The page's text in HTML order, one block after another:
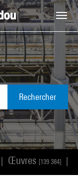
Rechercher
Œuvres [139 384]